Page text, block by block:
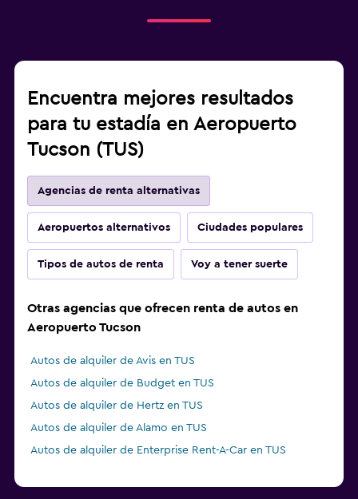
Encuentra mejores resultados
para tu estadía en Aeropuerto
Tucson (TUS)
Agencias de renta alternativas
Aeropuertos alternativos Ciudades populares
Tipos de autos de renta Voy a tener suerte
Otras agencias que ofrecen renta de autos en
Aeropuerto Tucson
Autos de alquiler de Avis en TUS
Autos de alquiler de Budget en TUS
Autos de alquiler de Hertz en TUS
Autos de alquiler de Alamo en TUS
Autos de alquiler de Enterprise Rent-A-Car en TUS